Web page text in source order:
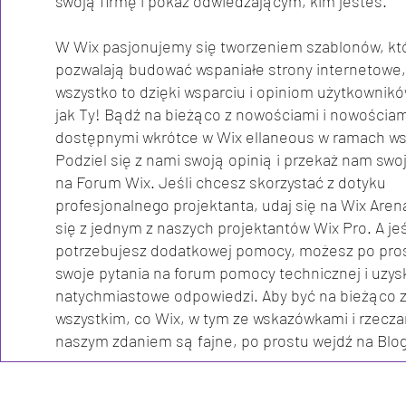
W Wix pasjonujemy się tworzeniem szablonów,
pozwalają budować wspaniałe strony
wszystko to dzięki wsparciu i opiniom
jak Ty! Bądź na bieżąco z nowościami i
dostępnymi wkrótce w Wix ellaneous w ramach
Podziel się z nami swoją opinią i przekaż nam
na Forum Wix. Jeśli chcesz skorzystać z dotyku
profesjonalnego projektanta, udaj się na Wix
się z jednym z naszych projektantów Wix Pro. A
potrzebujesz dodatkowej pomocy, możesz po
swoje pytania na forum pomocy technicznej i
natychmiastowe odpowiedzi. Aby być na bieżąco
wszystkim, co Wix, w tym ze wskazówkami i
naszym zdaniem są fajne, po prostu wejdź na